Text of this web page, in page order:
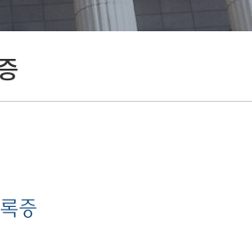
증